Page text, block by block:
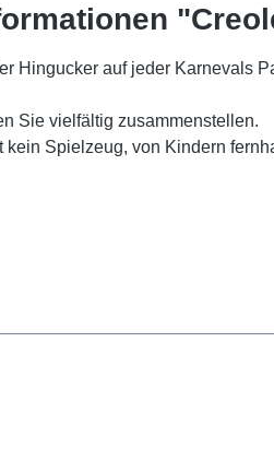
Hingucker auf jeder Karnevals
Sie vielfältig zusammenstellen.
Spielzeug, von Kindern